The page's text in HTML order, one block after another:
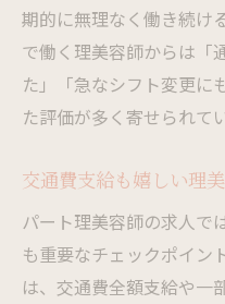
期的に無理なく働き続け
で働く理美容師からは「
た」「急なシフト変更に
た評価が多く寄せられて
交通費支給も嬉しい理
パート理美容師の求人で
も重要なチェックポイン
は、交通費全額支給や一